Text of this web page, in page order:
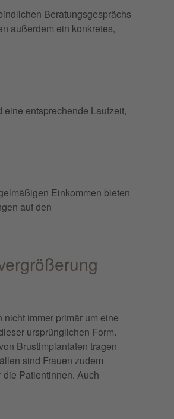
Beratungsgesprächs
außerdem ein konkretes,
entsprechende Laufzeit,
Einkommen bieten
auf den
immer primär um eine
ursprünglichen Form.
Brustimplantaten tragen
sind Frauen zudem
Patientinnen. Auch